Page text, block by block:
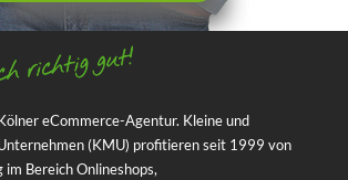
eCommerce-Agentur. Kleine und
(KMU) profitieren seit 1999 von
Bereich Onlineshops,